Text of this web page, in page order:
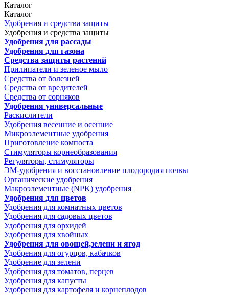
Каталог
Каталог
Удобрения и средства защиты
Удобрения и средства защиты
Удобрения для рассады
Удобрения для газона
Средства защиты растений
Прилипатели и зеленое мыло
Средства от болезней
Средства от вредителей
Средства от сорняков
Удобрения универсальные
Раскислители
Удобрения весенние и осенние
Микроэлементные удобрения
Приготовление компоста
Стимуляторы корнеобразования
Регуляторы, стимуляторы
ЭМ-удобрения и восстановление плодородия почвы
Органические удобрения
Макроэлементные (NPK) удобрения
Удобрения для цветов
Удобрения для комнатных цветов
Удобрения для садовых цветов
Удобрения для орхидей
Удобрения для хвойных
Удобрения для овощей,зелени и ягод
Удобрения для огурцов, кабачков
Удобрение для зелени
Удобрения для томатов, перцев
Удобрения для капусты
Удобрения для картофеля и корнеплодов